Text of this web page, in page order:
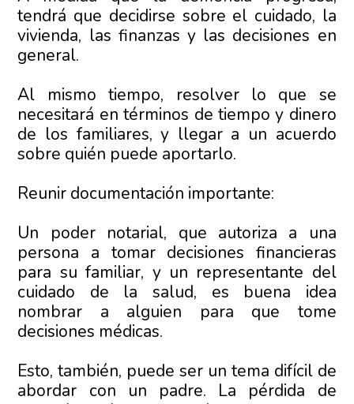
tendrá que decidirse sobre el cuidado, la
vivienda, las finanzas y las decisiones en
general.
Al mismo tiempo, resolver lo que se
necesitará en términos de tiempo y dinero
de los familiares, y llegar a un acuerdo
sobre quién puede aportarlo.
Reunir documentación importante:
Un poder notarial, que autoriza a una
persona a tomar decisiones financieras
para su familiar, y un representante del
cuidado de la salud, es buena idea
nombrar a alguien para que tome
decisiones médicas.
Esto, también, puede ser un tema difícil de
abordar con un padre. La pérdida de